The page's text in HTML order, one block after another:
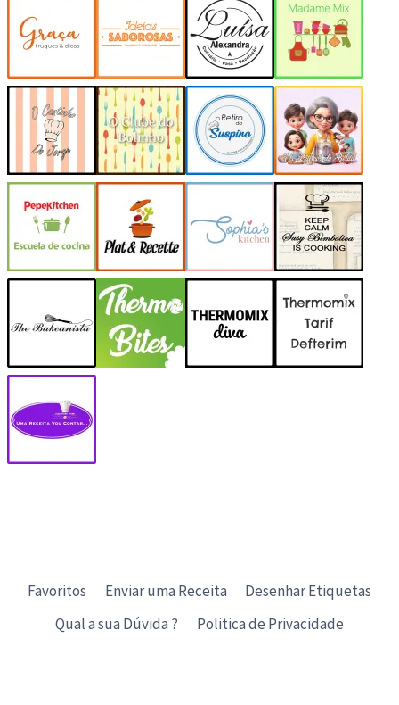
Favoritos Enviar uma Receita
Desenhar Etiquetas
Qual a sua Dúvida ?
Politica de Privacidade